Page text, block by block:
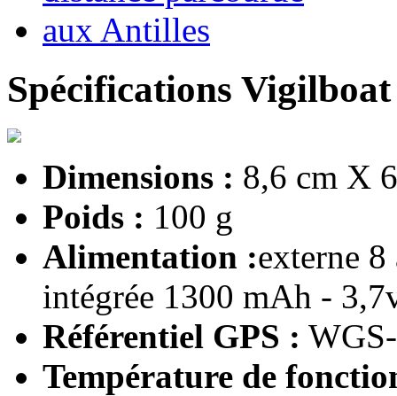
Spécifications Vigilboat
Dimensions : 8,6 cm X
Poids : 100 g
Alimentation :externe
intégrée 1300 mAh -
Référentiel GPS :
Température de